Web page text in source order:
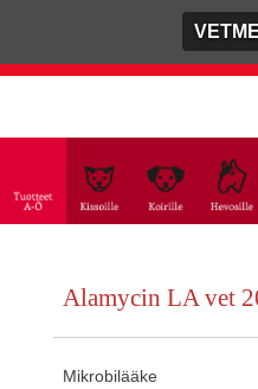
Alamycin LA vet
Mikrobilääke